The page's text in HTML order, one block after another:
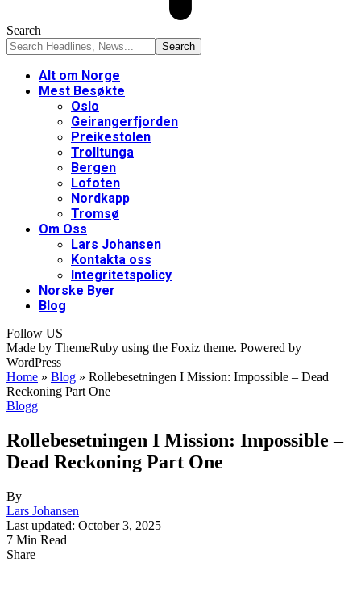
Search
Alt om Norge
Mest Besøkte
Oslo
Geirangerfjorden
Preikestolen
Trolltunga
Bergen
Lofoten
Nordkapp
Tromsø
Om Oss
Lars Johansen
Kontakta oss
Integritetspolicy
Norske Byer
Blog
Follow US
Made by ThemeRuby using the Foxiz theme. Powered by
WordPress
Home » Blog » Rollebesetningen I Mission: Impossible – Dead
Reckoning Part One
Blogg
Rollebesetningen I Mission: Impossible –
Dead Reckoning Part One
By
Lars Johansen
Last updated: October 3, 2025
7 Min Read
Share